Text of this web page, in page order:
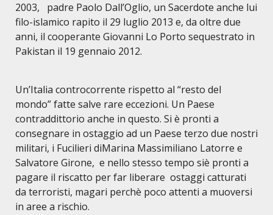
2003, padre Paolo Dall’Oglio, un Sacerdote anche lui
filo-islamico rapito il 29 luglio 2013 e, da oltre due
anni, il cooperante Giovanni Lo Porto sequestrato in
Pakistan il 19 gennaio 2012.
Un’Italia controcorrente rispetto al “resto del
mondo” fatte salve rare eccezioni. Un Paese
contraddittorio anche in questo. Si è pronti a
consegnare in ostaggio ad un Paese terzo due nostri
militari, i Fucilieri diMarina Massimiliano Latorre e
Salvatore Girone, e nello stesso tempo siè pronti a
pagare il riscatto per far liberare ostaggi catturati
da terroristi, magari perchè poco attenti a muoversi
in aree a rischio.